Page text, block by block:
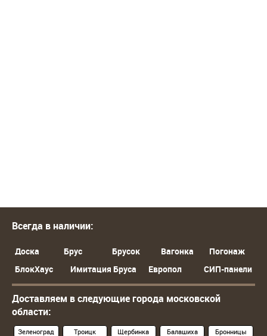
Всегда в наличии:
Доска Брус Брусок Вагонка
Погонаж
БлокХаус
Имитация Бруса Европол СИП-панели
Доставляем в следующие города московской
области:
Зеленоград Троицк Щербинка Балашиха
Бронницы